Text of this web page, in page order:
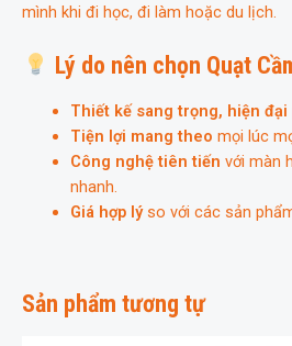
mình khi đi học, đi làm hoặc du lịch.
Lý do nên chọn Quạt
Thiết kế sang trọng, hiện đại
Tiện lợi mang theo mọi lúc
Công nghệ tiên tiến với màn
nhanh.
Giá hợp lýso với các sản
Sản phẩm tương tự